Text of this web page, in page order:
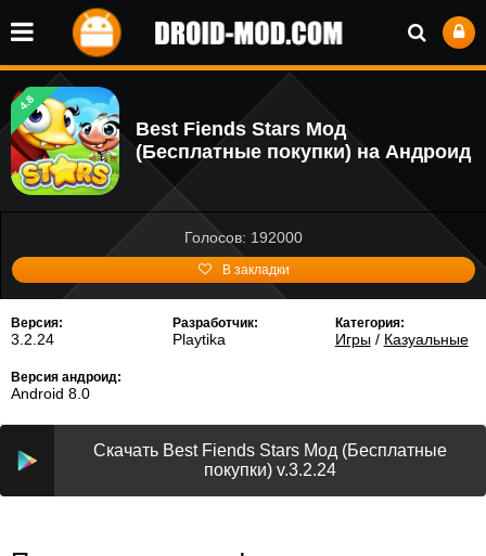
4.8
Best Fiends Stars Мод
(Бесплатные покупки) на Андроид
Голосов: 192000
В закладки
Версия:
3.2.24
Разработчик:
Playtika
Категория:
Игры/ Казуальные
Версия андроид:
Android 8.0
Скачать Best Fiends Stars Мод (Бесплатные
покупки) v.3.2.24